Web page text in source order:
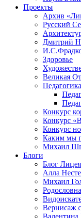
Проекты
Архив
Русский
Дмитрий
Здоровье
Великая
Конкурс
Конкурс
Конкурс
Каким мы
Михаил
Блоги
Блог Лицея
Алла
Михаил
Вернисаж